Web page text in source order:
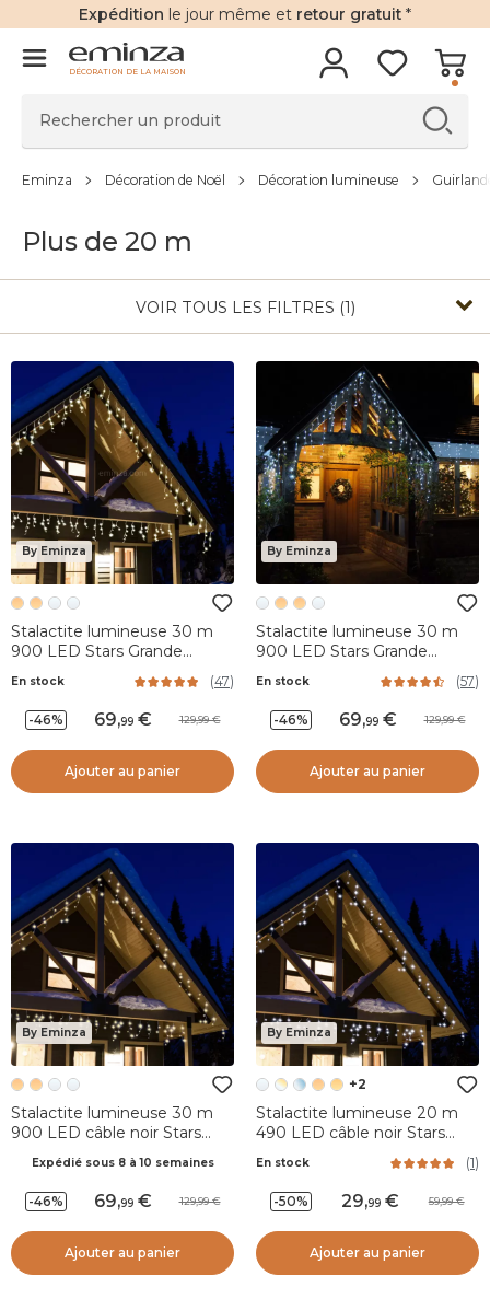
Expédition le jour même et retour gratuit *
DÉCORATION DE LA MAISON
Eminza Décoration de Noël Décoration lumineuse
Plus de 20 m
VOIR TOUS LES FILTRES (1)
By Eminza
Stalactite lumineuse 30 m
900 LED Stars Grande
chaud
En stock (47)
-46% 69,99 129,99
Ajouter au panier
By Eminza
Stalactite lumineuse 30 m
900 LED Stars Grande
hauteur XL Timer Blanc froid
En stock (57)
-46% 69,99 129,99
Ajouter au panier
By Eminza
Stalactite lumineuse 30 m
900 LED câble noir Stars
Blanc Chaud
Expédié sous 8 à 10 semaines
-46% 69,99 129,99
Ajouter au panier
By Eminza
+2
Stalactite lumineuse 20 m
490 LED câble noir Stars
En stock (1)
-50% 29,99 59,99
Ajouter au panier